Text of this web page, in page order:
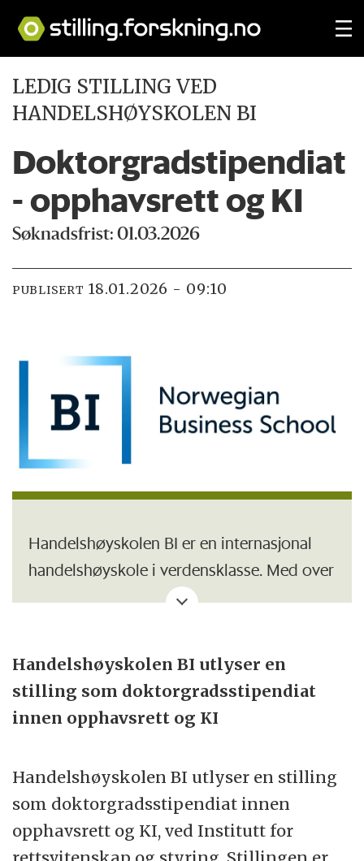
LEDIG STILLING VED
HANDELSHØYSKOLEN BI
Doktorgradstipendiat
- opphavsrett og KI
Søknadsfrist: 01.03.2026
PUBLISERT 18.01.2026 - 09:10
Handelshøyskolen BI er en internasjonal
handelshøyskole i verdensklasse. Med over
20.000 studenter, 1000 ansatte og 300.000
handelshøyskolene i Europa. BI tilbyr en
variert og omfattende portefølje av
bachelor-, master-, PhD-, og
ulike partnerskap og samarbeid med
ledende norske og internasjonale
selskaper, organisasjoner og institusjoner
Handelshøyskolen BI utlyser en
stilling som doktorgradsstipendiat
innen opphavsrett og KI
Handelshøyskolen BI utlyser en stilling
som doktorgradsstipendiat innen
opphavsrett og KI, ved Institutt for